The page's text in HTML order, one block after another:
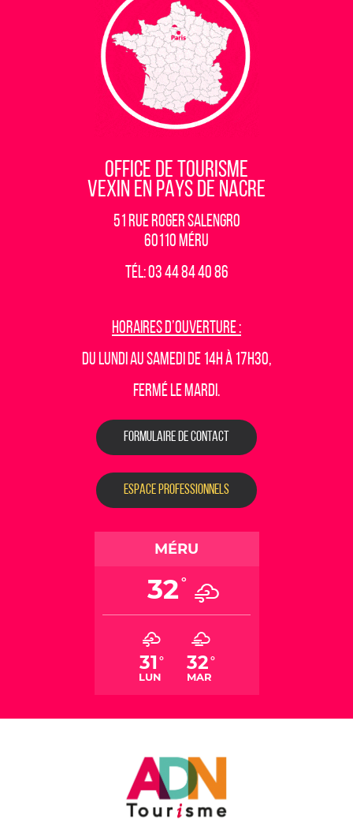
OFFICE DE TOURISME
VEXIN EN PAYS DE NACRE
51 rue Roger Salengro
60110 Méru
Tél: 03 44 84 40 86
Horaires d’ouverture :
Du lundi au samedi de 14h à 17h30,
fermé le mardi.
FORMULAIRE DE CONTACT
ESPACE PROFESSIONNELS
MÉRU
32°
31 °
LUN
32°
MAR